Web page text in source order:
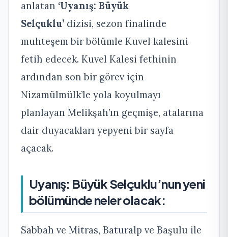
anlatan ‘Uyanış: Büyük
Selçuklu’ dizisi, sezon finalinde
muhteşem bir bölümle Kuvel kalesini
fetih edecek. Kuvel Kalesi fethinin
ardından son bir görev için
Nizamülmülk’le yola koyulmayı
planlayan Melikşah’ın geçmişe, atalarına
dair duyacakları yepyeni bir sayfa
açacak.
Uyanış: Büyük Selçuklu’nun yeni
bölümünde neler olacak:
Sabbah ve Mitras, Baturalp ve Başulu ile